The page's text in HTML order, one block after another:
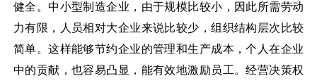
健全。中小型制造企业，由于规模比较小，因此所需劳动
力有限，人员相对大企业来说比较少，组织结构层次比较
简单。这样能够节约企业的管理和生产成本，个人在企业
中的贡献，也容易凸显，能有效地激励员工。经营决策权